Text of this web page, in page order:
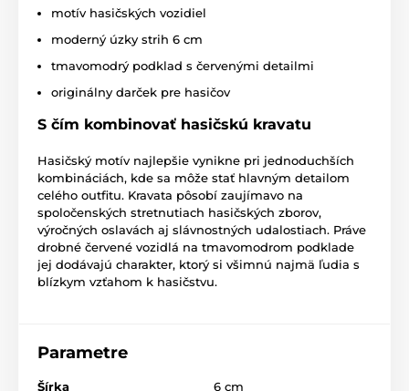
motív hasičských vozidiel
moderný úzky strih 6 cm
tmavomodrý podklad s červenými detailmi
originálny darček pre hasičov
S čím kombinovať hasičskú kravatu
Hasičský motív najlepšie vynikne pri jednoduchších
kombináciách, kde sa môže stať hlavným detailom
celého outfitu. Kravata pôsobí zaujímavo na
spoločenských stretnutiach hasičských zborov,
výročných oslavách aj slávnostných udalostiach. Práve
drobné červené vozidlá na tmavomodrom podklade
jej dodávajú charakter, ktorý si všimnú najmä ľudia s
blízkym vzťahom k hasičstvu.
Parametre
Šírka 6 cm